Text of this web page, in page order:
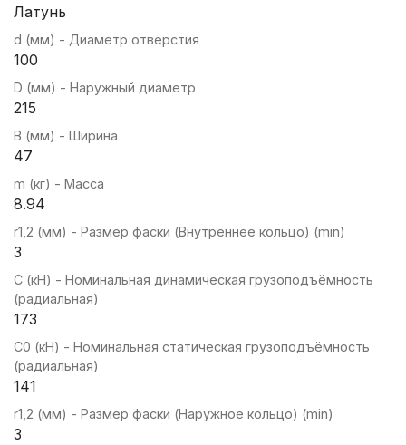
Латунь
d (мм) - Диаметр отверстия
100
D (мм) - Наружный диаметр
215
B (мм) - Ширина
47
m (кг) - Масса
8.94
r1,2 (мм) - Размер фаски (Внутреннее кольцо) (min)
3
C (кН) - Номинальная динамическая грузоподъёмность
(радиальная)
173
C0 (кН) - Номинальная статическая грузоподъёмность
(радиальная)
141
r1,2 (мм) - Размер фаски (Наружное кольцо) (min)
3